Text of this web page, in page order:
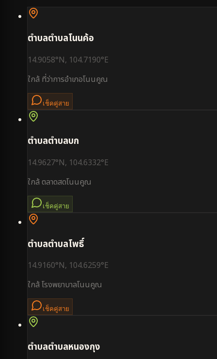
ตำบลตำบลโนนค้อ
14.9058°N, 104.7190°E
ใกล้ ที่ว่าการอำเภอโนนคูณ
เช็คคู่สาย
ตำบลตำบลบก
14.9627°N, 104.6332°E
ใกล้ตลาดสดโนนคูณ
เช็คคู่สาย
ตำบลตำบลโพธิ์
14.9160°N, 104.6259°E
ใกล้โรงพยาบาลโนนคูณ
เช็คคู่สาย
ตำบลตำบลหนองกุง